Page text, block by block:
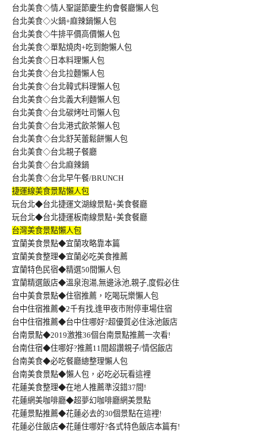
台北美食◇情人聖誕節慶生約會餐廳懶人包
台北美食◇火鍋+麻辣鍋懶人包
台北美食◇牛排平價高價懶人包
台北美食◇單點燒肉+吃到飽懶人包
台北美食◇日本料理懶人包
台北美食◇台北拉麵懶人包
台北美食◇台北韓式料理懶人包
台北美食◇台北義大利麵懶人包
台北美食◇台北碳烤吐司懶人包
台北美食◇台北港式飲茶懶人包
台北美食◇台北舒芙蕾鬆餅懶人包
台北美食◇台北親子餐廳
台北美食◇台北麻辣鍋
台北美食◇台北早午餐/BRUNCH
捷運線美食景點懶人包
玩台北◆台北捷運文湖線景點+美食餐廳
玩台北◆台北捷運板南線景點+美食餐廳
台灣美食景點懶人包
宜蘭美食景點◆宜蘭攻略靠本篇
宜蘭美食整理◆宜蘭必吃美食推薦
宜蘭特色民宿◆精選50間懶人包
宜蘭精選飯店◆溫泉泡湯,無邊泳池,親子,度假必住
台中美食景點◆住宿推薦，吃喝玩樂懶人包
台中住宿推薦◆2千有找,逢甲夜市附停車場住宿
台中住宿推薦◆台中住哪好?超優質必住泳池飯店
台南景點◆2019激推36個台南景點推薦一次看!
台南住宿◆住哪好?推薦11間超讚親子/情侶飯店
台南美食◆必吃餐廳總整理懶人包
台南美食景點◆懶人包，必吃必玩看這裡
花蓮美食整理◆在地人推薦準沒錯37間!
花蓮網美咖啡廳◆超夢幻咖啡廳網美景點
花蓮景點推薦◆花蓮必去的30個景點在這裡!
花蓮必住飯店◆花蓮住哪好?各式特色飯店本篇有!